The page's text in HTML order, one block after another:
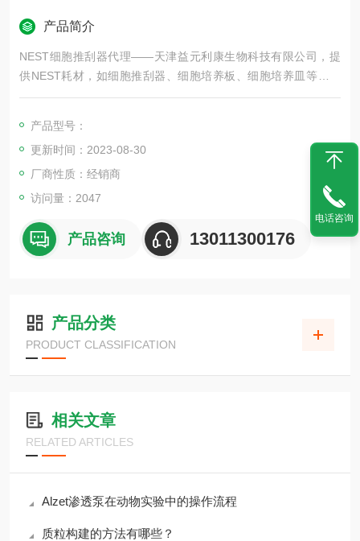
产品简介
NEST细胞推刮器代理——天津益元利康生物科技有限公司，提
供NEST耗材，如细胞推刮器、细胞培养板、细胞培养皿等，更
多NEST耗材，欢迎咨询！
产品型号：
更新时间：2023-08-30
厂商性质：经销商
访问量：2047
产品咨询 13011300176
产品分类
PRODUCT CLASSIFICATION
相关文章
RELATED ARTICLES
Alzet渗透泵在动物实验中的操作流程
质粒构建的方法有哪些？
电话咨询